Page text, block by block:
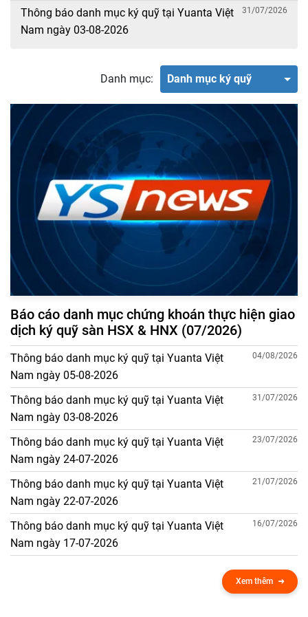
Thông báo danh mục ký quỹ tại Yuanta Việt
Nam ngày 03-08-2026
31/07/2026
Danh mục: Danh mục ký quỹ
Báo cáo danh mục chứng khoán thực hiện giao
dịch ký quỹ sàn HSX & HNX (07/2026)
Thông báo danh mục ký quỹ tại Yuanta Việt
Nam ngày 05-08-2026
04/08/2026
Thông báo danh mục ký quỹ tại Yuanta Việt
Nam ngày 03-08-2026
31/07/2026
Thông báo danh mục ký quỹ tại Yuanta Việt
Nam ngày 24-07-2026
23/07/2026
Thông báo danh mục ký quỹ tại Yuanta Việt
Nam ngày 22-07-2026
21/07/2026
Thông báo danh mục ký quỹ tại Yuanta Việt
Nam ngày 17-07-2026
16/07/2026
Xem thêm